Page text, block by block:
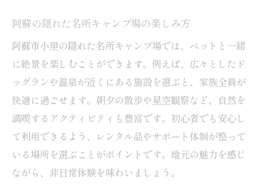
阿蘇の隠れた名所キャンプ場の楽しみ方
阿蘇市小里の隠れた名所キャンプ場では、ペットと一緒
に絶景を楽しむことができます。例えば、広々としたド
ッグランや温泉が近くにある施設を選ぶと、家族全員が
快適に過ごせます。朝夕の散歩や星空観察など、自然を
満喫するアクティビティも豊富です。初心者でも安心し
て利用できるよう、レンタル品やサポート体制が整って
いる場所を選ぶことがポイントです。地元の魅力を感じ
ながら、非日常体験を味わいましょう。